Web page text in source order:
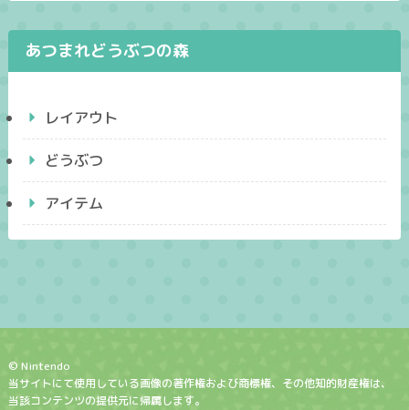
あつまれどうぶつの森
レイアウト
どうぶつ
アイテム
© Nintendo
当サイトにて使用している画像の著作権および商標権、その他知的財産権は、
当該コンテンツの提供元に帰属します。